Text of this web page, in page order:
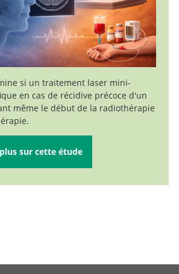
Chef de neuro-oncologie
de la neurophysiologie
40 %, Chef de la neurochirurgie
si un traitement laser mini-
en cas de récidive précoce d'un
même le début de la radiothérapie
sur cette étude